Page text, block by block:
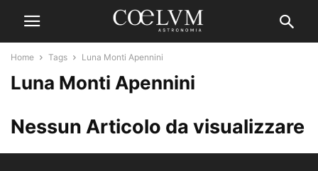
Home Tags Luna Monti Apennini
Luna Monti Apennini
Nessun Articolo da visualizzare